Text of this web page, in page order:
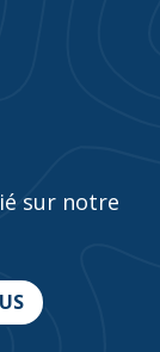
sur notre